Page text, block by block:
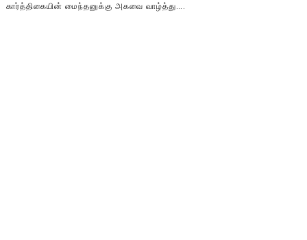
கார்த்திகையின் மைந்தனுக்கு அகவை வாழ்த்து….